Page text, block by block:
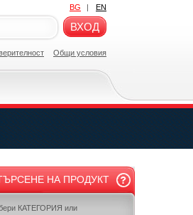
BG | EN
ВХОД
Общи условия
НА ПРОДУКТ
КАТЕГОРИЯ или